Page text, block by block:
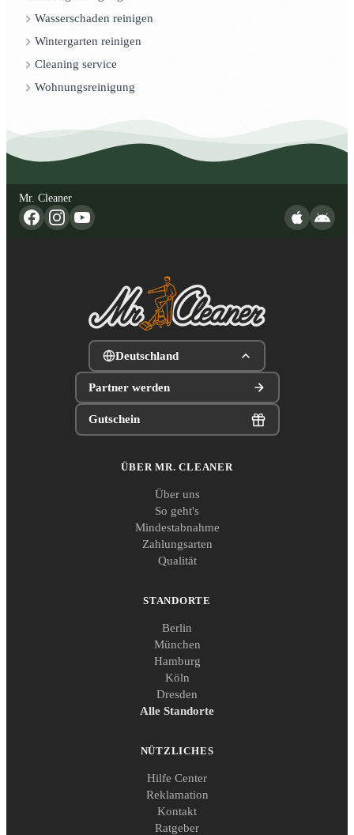
Wasserschaden reinigen
Wintergarten reinigen
Cleaning service
Wohnungsreinigung
Mr. Cleaner
Deutschland
Partner werden
Gutschein
ÜBER MR. CLEANER
Über uns
So geht's
Mindestabnahme
Zahlungsarten
Qualität
STANDORTE
Berlin
München
Hamburg
Köln
Dresden
Alle Standorte
NÜTZLICHES
Hilfe Center
Reklamation
Kontakt
Ratgeber